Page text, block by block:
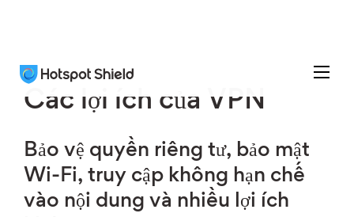
Các lợi ích của VPN
Bảo vệ quyền riêng tư, bảo mật
Wi-Fi, truy cập không hạn chế
vào nội dung và nhiều lợi ích